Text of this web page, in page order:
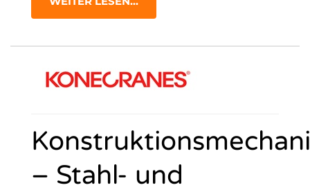
– Stahl- und